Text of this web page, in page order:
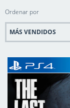
Ordenar por